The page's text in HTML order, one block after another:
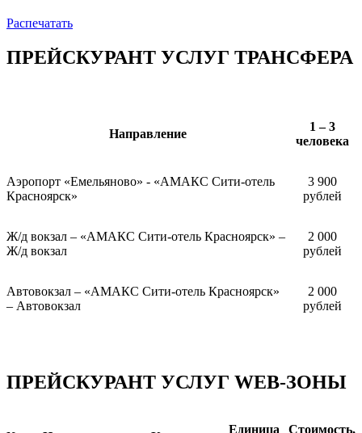
Распечатать
ПРЕЙСКУРАНТ УСЛУГ ТРАНСФЕРА
Направление
1 – 3
человека
Аэропорт «Емельяново» - «АМАКС Сити-отель
Красноярск»
3 900
рублей
Ж/д вокзал – «АМАКС Сити-отель Красноярск» –
Ж/д вокзал
2 000
рублей
Автовокзал – «АМАКС Сити-отель Красноярск»
– Автовокзал
2 000
рублей
ПРЕЙСКУРАНТ УСЛУГ WEB-ЗОНЫ
Единица
Стоимость,